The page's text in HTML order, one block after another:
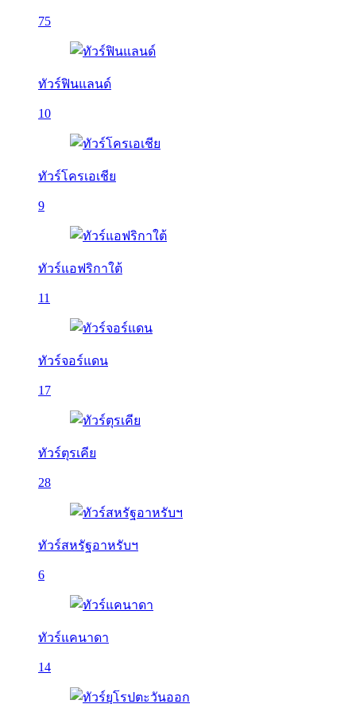
75
ทัวร์ฟินแลนด์
10
ทัวร์โครเอเชีย
9
ทัวร์แอฟริกาใต้
11
ทัวร์จอร์แดน
17
ทัวร์ตุรเคีย
28
ทัวร์สหรัฐอาหรับฯ
6
ทัวร์แคนาดา
14